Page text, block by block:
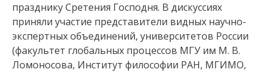
празднику Сретения Господня. В дискуссиях
приняли участие представители видных научно-
экспертных объединений, университетов России
(факультет глобальных процессов МГУ им М. В.
Ломоносова, Институт философии РАН, МГИМО,